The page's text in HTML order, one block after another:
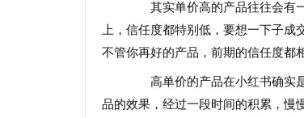
其实单价高的产品往往会有一
上，信任度都特别低，要想一下子
不管你再好的产品，前期的信任度都
高单价的产品在小红书确实是
品的效果，经过一段时间的积累，慢